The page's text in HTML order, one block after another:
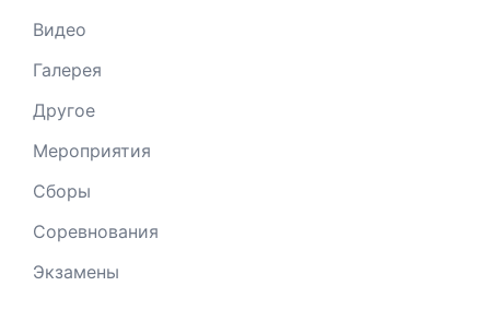
Видео
Галерея
Другое
Мероприятия
Сборы
Соревнования
Экзамены